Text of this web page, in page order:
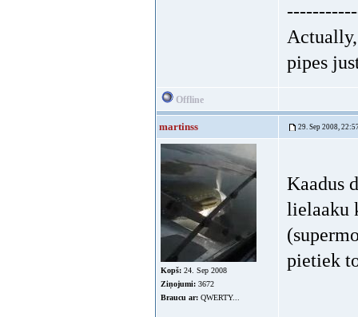
pipes
Offline
martinss 29. Sep 2008,
Kopš: 24. Sep 2008
Ziņojumi: 3672
Braucu ar: QWERTY...
Kaadus
lielaaku
pietiek